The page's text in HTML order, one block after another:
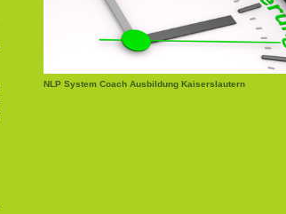
NLP System Coach Ausbildung Kaiserslautern